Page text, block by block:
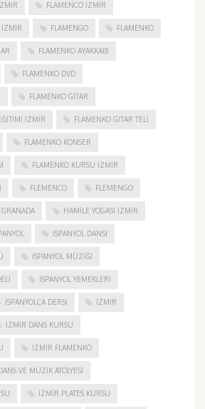
FLAMENCO IZMIR
İZMIR FLAMENGO FLAMENKO
FLAMENKO AYAKKABI
FLAMENKO DVD
FLAMENKO GITAR
İZMIR FLAMENKO GITAR TELI
FLAMENKO KONSER
FLAMENKO KURSU İZMIR
FLEMENCO FLEMENGO
GRANADA HAMILE YOGASI İZMIR
İSPANYOL DANSI
İSPANYOL MÜZIĞI
İSPANYOL YEMEKLERI
İSPANYOLCA DERSI IZMIR
IZMIR DANS KURSU
IZMIR FLAMENKO
VE MÜZIK ATÖLYESI
İZMIR PLATES KURSU